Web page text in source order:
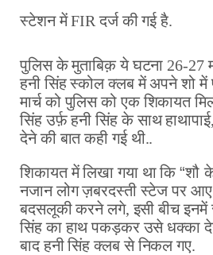
स्टेशन में FIR दर्ज की गई है.
पुलिस के मुताबिक़ ये घटना 26-27
हनी सिंह स्कोल क्लब में अपने शो में
मार्च को पुलिस को एक शिकायत
सिंह उर्फ़ हनी सिंह के साथ
देने की बात कही गई थी..
शिकायत में लिखा गया था कि“शौ
नजान लोग ज़बरदस्ती स्टेज पर
बदसलूकी करने लगे, इसी बीच इनमें
सिंह का हाथ पकड़कर उसे धक्का
बाद हनी सिंह क्लब से निकल गए.